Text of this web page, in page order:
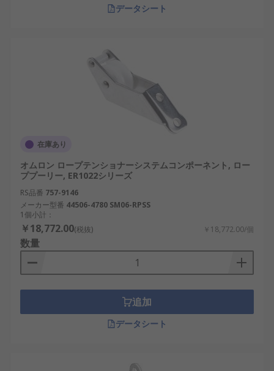
データシート
在庫あり
オムロン ロープテンショナーシステムコンポーネント, ロー
ププーリー, ER1022シリーズ
RS品番 757-9146
メーカー型番 44506-4780 SM06-RPSS
1個小計：
￥18,772.00(税抜) ￥18,772.00/個
数量
追加
データシート